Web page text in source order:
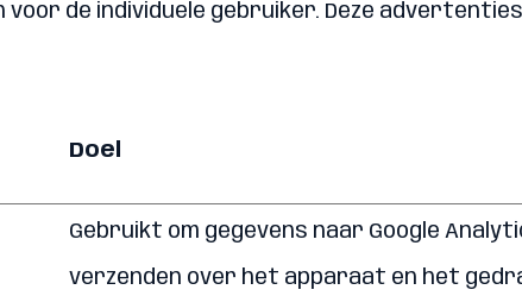
voor de individuele gebruiker. Deze
Doel
Gebruikt om gegevens naar Google
verzenden over het apparaat en het